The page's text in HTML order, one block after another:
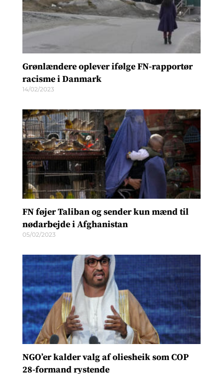
Grønlændere oplever ifølge FN-rapportør
racisme i Danmark
14/02/2023
FN føjer Taliban og sender kun mænd til
nødarbejde i Afghanistan
05/02/2023
NGO’er kalder valg af oliesheik som COP
28-formand rystende